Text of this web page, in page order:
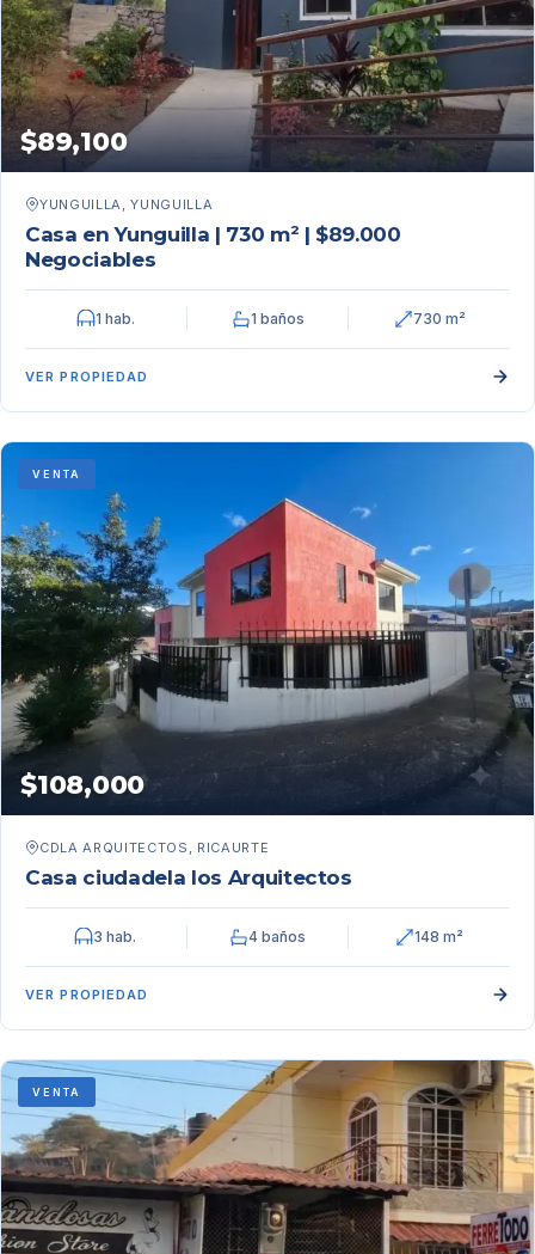
$89,100
YUNGUILLA, YUNGUILLA
Casa en Yunguilla | 730 m² | $89.000
Negociables
1 hab. 1 baños 730 m²
VER PROPIEDAD
VENTA
$108,000
CDLA ARQUITECTOS, RICAURTE
Casa ciudadela los Arquitectos
3 hab. 4 baños 148 m²
VER PROPIEDAD
VENTA